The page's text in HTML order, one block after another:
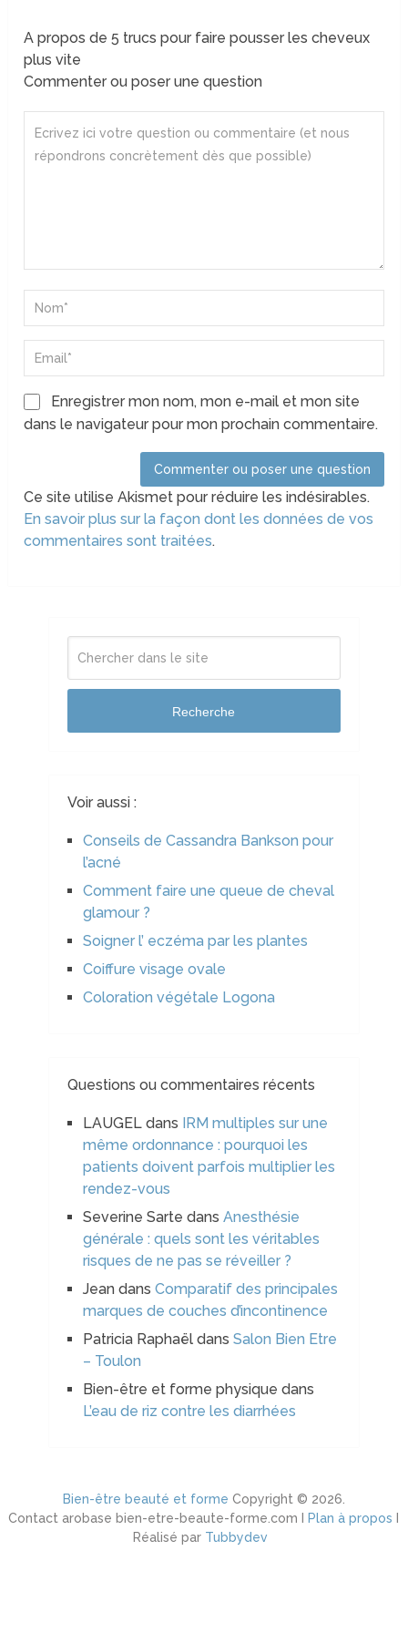
A propos de 5 trucs pour faire pousser les cheveux
plus vite
Commenter ou poser une question
Enregistrer mon nom, mon e-mail et mon site
dans le navigateur pour mon prochain commentaire.
Ce site utilise Akismet pour réduire les indésirables.
En savoir plus sur la façon dont les données de vos
commentaires sont traitées.
Recherche
Voir aussi :
Conseils de Cassandra Bankson pour
l’acné
Comment faire une queue de cheval
glamour ?
Soigner l’ eczéma par les plantes
Coiffure visage ovale
Coloration végétale Logona
Questions ou commentaires récents
LAUGELdans
IRM multiples sur une
même ordonnance : pourquoi les
patients doivent parfois multiplier les
rendez-vous
Severine Sarte dans Anesthésie
générale : quels sont les véritables
risques de ne pas se réveiller ?
Jeandans Comparatif des principales
marques de couches d’incontinence
Patricia Raphaëldans Salon Bien Etre
– Toulon
Bien-être et forme physique dans
L’eau de riz contre les diarrhées
Bien-être beauté et forme Copyright © 2026.
Contact arobase bien-etre-beaute-forme.com I Plan à propos
Réalisé par Tubbydev